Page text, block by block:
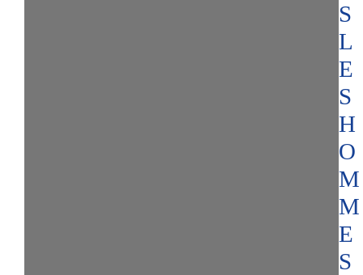
S
L
E
S
H
O
M
M
E
S